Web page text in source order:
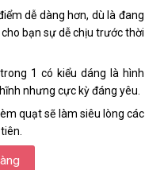
dễ dàng hơn, dù là đang
bạn sự dễ chịu trước thời
1 có kiểu dáng là hình
nhưng cực kỳ đáng yêu.
quạt sẽ làm siêu lòng các